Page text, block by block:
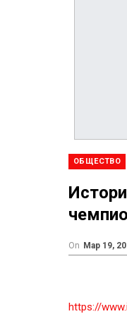
ОБЩЕСТВО
On Мар 19,
https://